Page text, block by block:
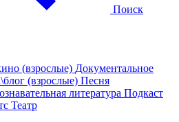
Поиск
(взрослые) Документальное
(взрослые) Песня
литература Подкаст
Театр